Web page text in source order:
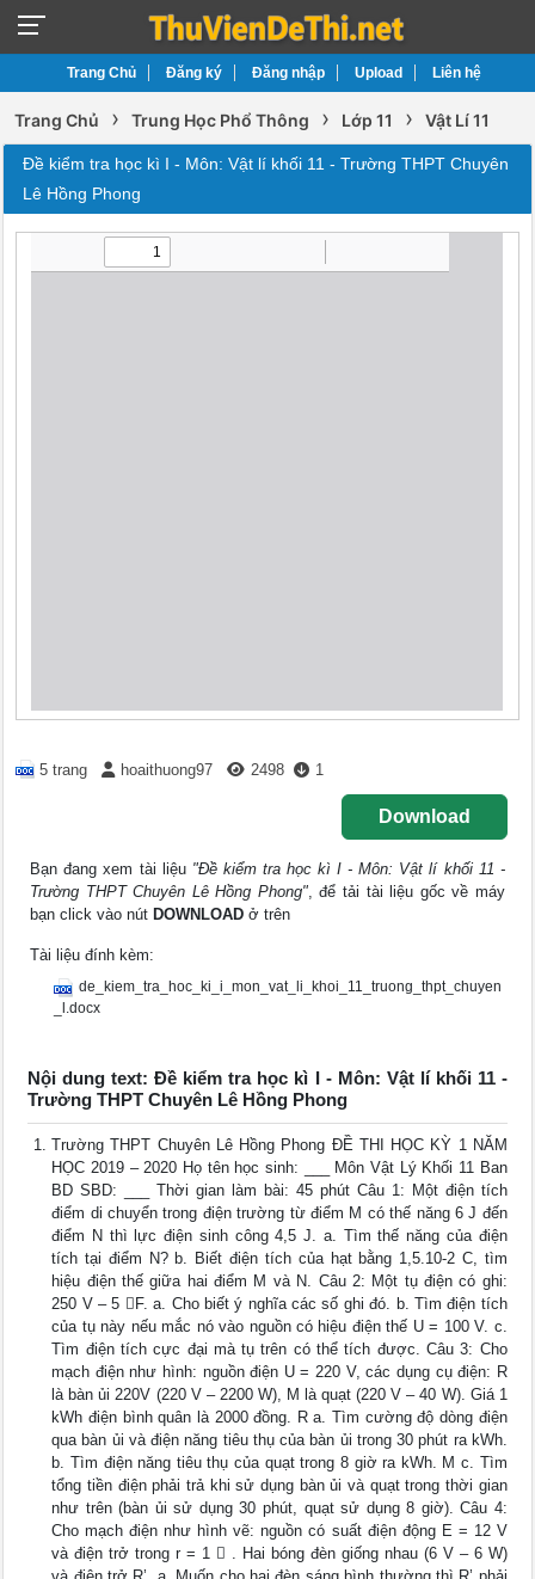
Trang Chủ Đăng ký Đăng nhập Upload Liên hệ
Trang Chủ › Trung Học Phổ Thông › Lớp 11 › Vật Lí 11
Đề kiểm tra học kì I - Môn: Vật lí khối 11 - Trường THPT Chuyên
Lê Hồng Phong
5 trang hoaithuong97 2498 1
Download
Bạn đang xem tài liệu "Đề kiểm tra học kì I - Môn: Vật lí khối 11 -
Trường THPT Chuyên Lê Hồng Phong", để tải tài liệu gốc về máy
bạn click vào nút DOWNLOAD ở trên
Tài liệu đính kèm:
de_kiem_tra_hoc_ki_i_mon_vat_li_khoi_11_truong_thpt_chuyen
_l.docx
Nội dung text: Đề kiểm tra học kì I - Môn: Vật lí khối 11 -
Trường THPT Chuyên Lê Hồng Phong
Trường THPT Chuyên Lê Hồng Phong ĐỀ THI HỌC KỲ 1 NĂM
HỌC 2019 – 2020 Họ tên học sinh: ___ Môn Vật Lý Khối 11 Ban
BD SBD: ___ Thời gian làm bài: 45 phút Câu 1: Một điện tích
điểm di chuyển trong điện trường từ điểm M có thế năng 6 J đến
điểm N thì lực điện sinh công 4,5 J. a. Tìm thế năng của điện
tích tại điểm N? b. Biết điện tích của hạt bằng 1,5.10-2 C, tìm
hiệu điện thế giữa hai điểm M và N. Câu 2: Một tụ điện có ghi:
250 V – 5 F. a. Cho biết ý nghĩa các số ghi đó. b. Tìm điện tích
của tụ này nếu mắc nó vào nguồn có hiệu điện thế U = 100 V. c.
Tìm điện tích cực đại mà tụ trên có thể tích được. Câu 3: Cho
mạch điện như hình: nguồn điện U = 220 V, các dụng cụ điện: R
là bàn ủi 220V (220 V – 2200 W), M là quạt (220 V – 40 W). Giá 1
kWh điện bình quân là 2000 đồng. R a. Tìm cường độ dòng điện
qua bàn ủi và điện năng tiêu thụ của bàn ủi trong 30 phút ra kWh.
b. Tìm điện năng tiêu thụ của quạt trong 8 giờ ra kWh. M c. Tìm
tổng tiền điện phải trả khi sử dụng bàn ủi và quạt trong thời gian
như trên (bàn ủi sử dụng 30 phút, quạt sử dụng 8 giờ). Câu 4:
Cho mạch điện như hình vẽ: nguồn có suất điện động E = 12 V
và điện trở trong r = 1  . Hai bóng đèn giống nhau (6 V – 6 W)